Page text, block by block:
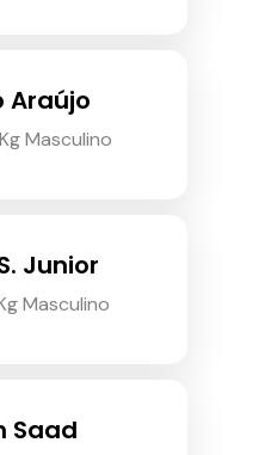
Araújo
Masculino
Junior
Masculino
Saad